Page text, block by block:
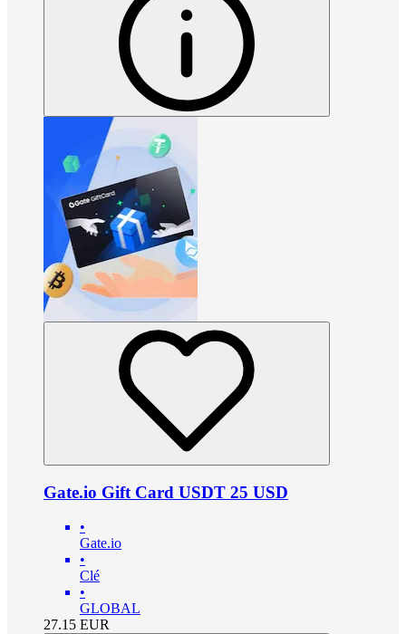
Gate.io Gift Card USDT 25 USD
•
Gate.io
•
Clé
•
GLOBAL
27.15 EUR